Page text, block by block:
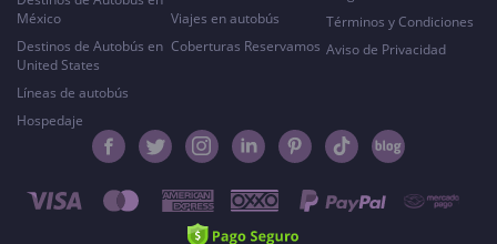
México
Destinos de Autobús en
United States
Líneas de autobús
Hospedaje
Viajes en autobús
Coberturas Reservamos
Términos y Condiciones
Aviso de Privacidad